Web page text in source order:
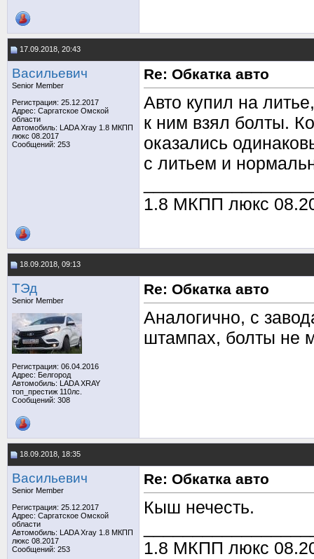
17.09.2018, 20:43
Васильевич
Senior Member
Регистрация: 25.12.2017
Адрес: Саргатское Омской
области
Автомобиль: LADA Xray 1.8 МКПП
люкс 08.2017
Сообщений: 253
Re: Обкатка авто
Авто купил на
к ним взял болты.
оказались
с литьем и
1.8 МКПП люкс
18.09.2018, 09:13
TЭд
Senior Member
Регистрация: 06.04.2016
Адрес: Белгород
Автомобиль: LADA XRAY
топ_престиж 110лс.
Сообщений: 308
Re: Обкатка авто
Аналогично, с
штампах, болты не
18.09.2018, 18:35
Васильевич
Senior Member
Регистрация: 25.12.2017
Адрес: Саргатское Омской
области
Автомобиль: LADA Xray 1.8 МКПП
люкс 08.2017
Сообщений: 253
Re: Обкатка авто
Кыш нечесть.
1.8 МКПП люкс